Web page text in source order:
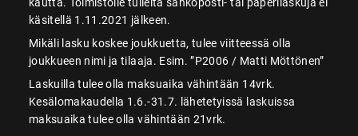
käsitellä 1.11.2021 jälkeen.
Mikäli lasku koskee joukkuetta, tulee viitteessä olla
joukkueen nimi ja tilaaja. Esim. ”P2006 / Matti Möttönen”
Laskuilla tulee olla maksuaika vähintään 14vrk.
Kesälomakaudella 1.6.-31.7. lähetetyissä laskuissa
maksuaika tulee olla vähintään 21vrk.